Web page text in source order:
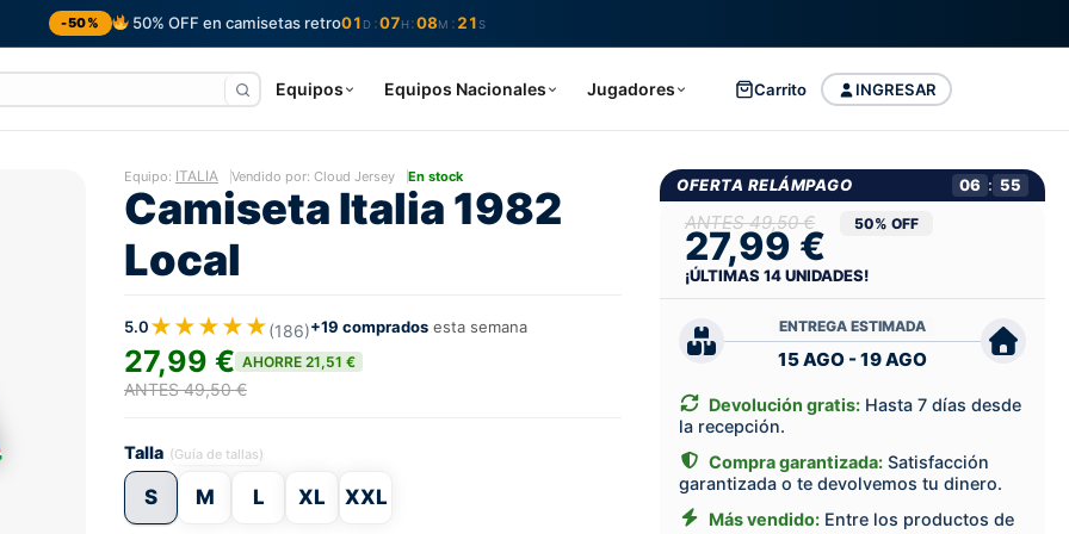
-50% 50% OFF en camisetas retro01 D :07H :08M : 19S
Equipos Equipos Nacionales Jugadores INGRESAR
Carrito
Equipo: ITALIA Vendido por: Cloud Jersey En stock
Camiseta Italia 1982
Local
5.0★★★★★(186)+19 comprados esta semana
27,99 € AHORRE 21,51 €
ANTES 49,50 €
Talla (Guía de tallas)
S M L XL XXL
OFERTA RELÁMPAGO 06 : 54
49,50 €
27,99 € 50% OFF
¡ÚLTIMAS14UNIDADES!
ENTREGA ESTIMADA
15 AGO - 19 AGO
Devolución gratis: Hasta 7 días desde
la recepción.
Compra garantizada: Satisfacción
garantizada o te devolvemos tu dinero.
Más vendido: Entre los productos de